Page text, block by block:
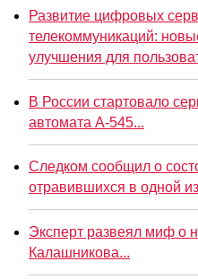
Развитие цифровых
телекоммуникаций:
улучшения для
В России стартовало
автомата А-545...
Следком сообщил о
отравившихся в одной
Эксперт развеял миф о
Калашникова...